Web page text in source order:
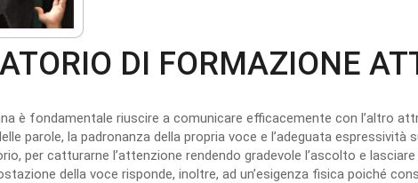
DI FORMAZIONE
è fondamentale riuscire a comunicare efficacemente con l’altro
parole, la padronanza della propria voce e l’adeguata espressività
per catturarne l’attenzione rendendo gradevole l’ascolto e
della voce risponde, inoltre, ad un’esigenza fisica poiché